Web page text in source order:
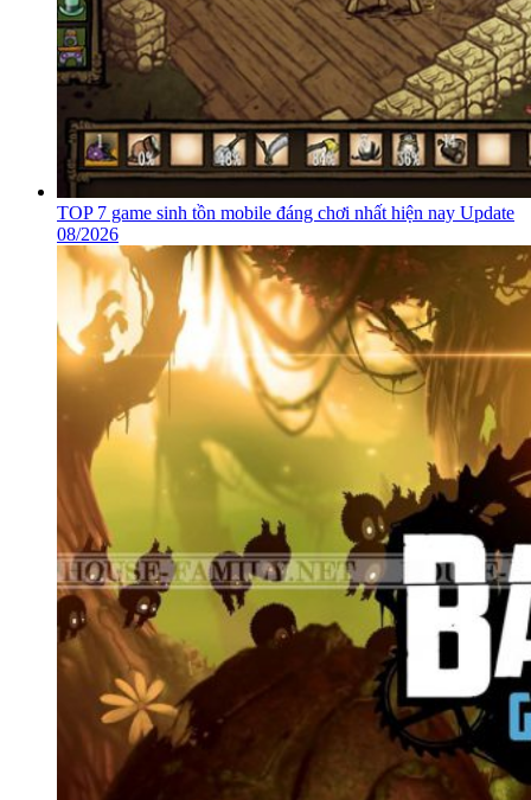
TOP 7 game sinh tồn mobile đáng chơi nhất hiện nay Update
08/2026